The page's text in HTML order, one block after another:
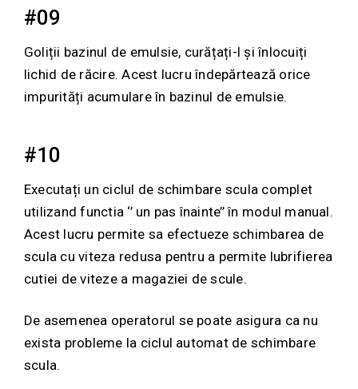
#09
Goliții bazinul de emulsie, curățați-l și înlocuiți
lichid de răcire. Acest lucru îndepărtează orice
impurități acumulare în bazinul de emulsie.
#10
Executați un ciclul de schimbare scula complet
utilizand functia ‘’ un pas înainte’’ în modul manual.
Acest lucru permite sa efectueze schimbarea de
scula cu viteza redusa pentru a permite lubrifierea
cutiei de viteze a magaziei de scule.
De asemenea operatorul se poate asigura ca nu
exista probleme la ciclul automat de schimbare
scula.